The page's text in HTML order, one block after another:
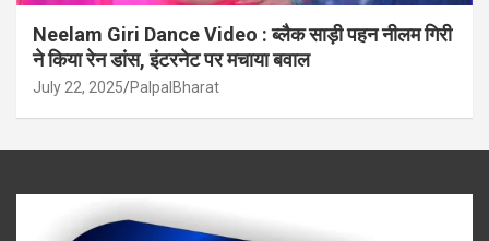
Neelam Giri Dance Video : ब्लैक साड़ी पहन नीलम गिरी
ने किया रेन डांस, इंटरनेट पर मचाया बवाल
July 22, 2025 PalpalBharat